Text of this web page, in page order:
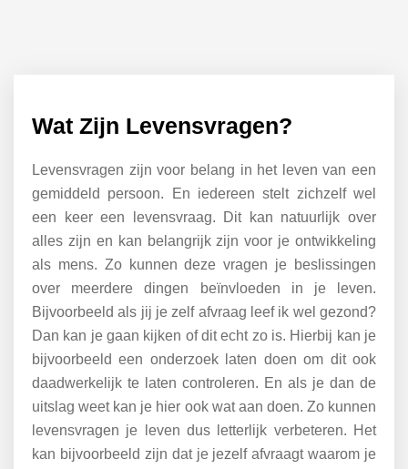
Wat Zijn Levensvragen?
Levensvragen zijn voor belang in het leven van een
gemiddeld persoon. En iedereen stelt zichzelf wel
een keer een levensvraag. Dit kan natuurlijk over
alles zijn en kan belangrijk zijn voor je ontwikkeling
als mens. Zo kunnen deze vragen je beslissingen
over meerdere dingen beïnvloeden in je leven.
Bijvoorbeeld als jij je zelf afvraag leef ik wel gezond?
Dan kan je gaan kijken of dit echt zo is. Hierbij kan je
bijvoorbeeld een onderzoek laten doen om dit ook
daadwerkelijk te laten controleren. En als je dan de
uitslag weet kan je hier ook wat aan doen. Zo kunnen
levensvragen je leven dus letterlijk verbeteren. Het
kan bijvoorbeeld zijn dat je jezelf afvraagt waarom je